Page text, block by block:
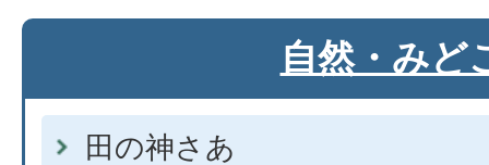
自然・みど
田の神さあ